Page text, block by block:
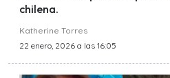
chilena.
Katherine Torres
22 enero, 2026 a las 16:05